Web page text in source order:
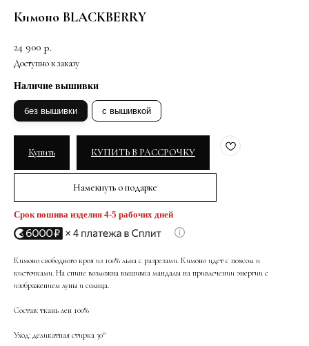
Кимоно BLACKBERRY
24 900 р.
Наличие вышивки
без вышивки с вышивкой
Купить КУПИТЬ В РАССРОЧКУ
Намекнуть о подарке
Срок пошива изделия 4-5 рабочих дней
Кимоно свободного кроя из 100% льна с разрезами. Кимоно идет с поясом и
кисточками. На спине возможна вышивка мандалы на привлечении энергии с
изображением луны и солнца.
Состав: ткань лен 100%
Уход: деликатная стирка 30°